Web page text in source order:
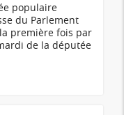
populaire
du Parlement
première fois par
de la députée